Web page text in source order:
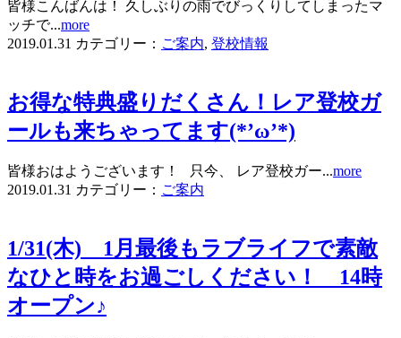
皆様こんばんは！ 久しぶりの雨でびっくりしてしまったマ
ッチで...more
2019.01.31 カテゴリー： ご案内, 登校情報
お得な特典盛りだくさん！レア登校ガ
ールも来ちゃってます(*’ω’*)
皆様おはようございます！ 只今、 レア登校ガー...more
2019.01.31 カテゴリー： ご案内
1/31(木) 1月最後もラブライフで素敵
なひと時をお過ごしください！ 14時
オープン♪